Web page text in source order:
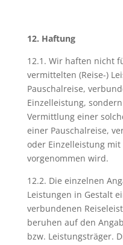
12. Haftung
12.1. Wir haften nicht
vermittelten (Reise-)
Pauschalreise,
Einzelleistung,
Vermittlung einer
einer Pauschalreise,
oder Einzelleistung
vorgenommen wird.
12.2. Die einzelnen
Leistungen in Gestalt
verbundenen
beruhen auf den
bzw. Leistungsträger.